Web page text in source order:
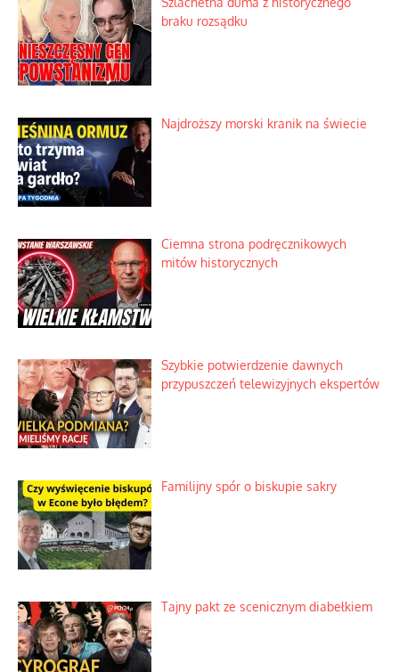
braku rozsądku
Najdroższy morski kranik na świecie
Ciemna strona podręcznikowych
mitów historycznych
Szybkie potwierdzenie dawnych
przypuszczeń telewizyjnych ekspertów
Familijny spór o biskupie sakry
Tajny pakt ze scenicznym diabełkiem